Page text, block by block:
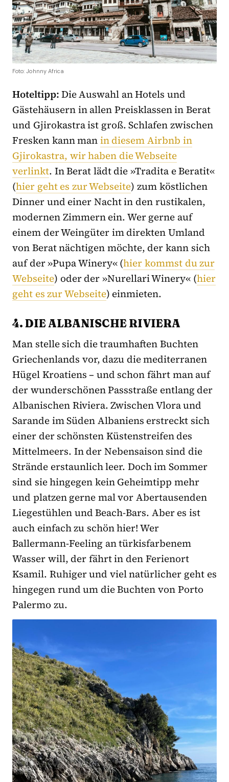
Foto: Johnny Africa
Hoteltipp:Die Auswahl an Hotels und
Gästehäusern in allen Preisklassen in Berat
und Gjirokastra ist groß. Schlafen zwischen
Fresken kann manin diesem Airbnb in
Gjirokastra, wir haben die Webseite
verlinkt. In Berat lädt die »Tradita e Beratit«
(hier geht es zur Webseite) zum köstlichen
Dinner und einer Nacht in den rustikalen,
modernen Zimmern ein. Wer gerne auf
einem der Weingüter im direkten Umland
von Berat nächtigen möchte, der kann sich
auf der »Pupa Winery« (hier kommst du zur
Webseite) oder der »Nurellari Winery« (hier
geht es zur Webseite) einmieten.
4. DIE ALBANISCHE RIVIERA
Man stelle sich die traumhaften Buchten
Griechenlands vor, dazu die mediterranen
Hügel Kroatiens – und schon fährt man auf
der wunderschönen Passstraße entlang der
Albanischen Riviera. Zwischen Vlora und
Sarande im Süden Albaniens erstreckt sich
einer der schönsten Küstenstreifen des
Mittelmeers. In der Nebensaison sind die
Strände erstaunlich leer. Doch im Sommer
sind sie hingegen kein Geheimtipp mehr
und platzen gerne mal vor Abertausenden
Liegestühlen und Beach-Bars. Aber es ist
auch einfach zu schön hier! Wer
Ballermann-Feeling an türkisfarbenem
Wasser will, der fährt in den Ferienort
Ksamil. Ruhiger und viel natürlicher geht es
hingegen rund um die Buchten von Porto
Palermo zu.